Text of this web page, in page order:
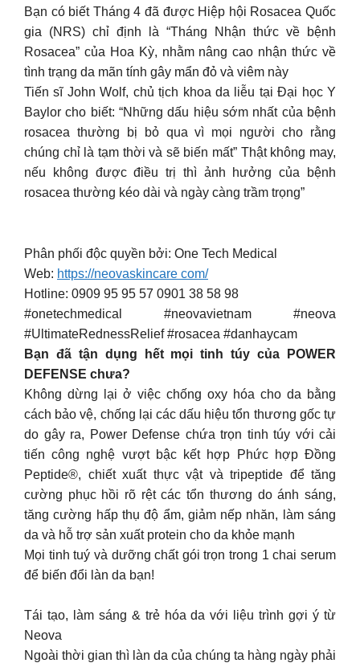
Bạn có biết Tháng 4 đã được Hiệp hội Rosacea Quốc
gia (NRS) chỉ định là “Tháng Nhận thức về bệnh
Rosacea” của Hoa Kỳ, nhằm nâng cao nhận thức về
tình trạng da mãn tính gây mẩn đỏ và viêm này
Tiến sĩ John Wolf, chủ tịch khoa da liễu tại Đại học Y
Baylor cho biết: “Những dấu hiệu sớm nhất của bệnh
rosacea thường bị bỏ qua vì mọi người cho rằng
chúng chỉ là tạm thời và sẽ biến mất” Thật không may,
nếu không được điều trị thì ảnh hưởng của bệnh
rosacea thường kéo dài và ngày càng trầm trọng”
Phân phối độc quyền bởi: One Tech Medical
Web: https://neovaskincare com/
Hotline: 0909 95 95 57 0901 38 58 98
#onetechmedical #neovavietnam #neova
#UltimateRednessRelief #rosacea #danhaycam
Bạn đã tận dụng hết mọi tinh túy của POWER
DEFENSE chưa?
Không dừng lại ở việc chống oxy hóa cho da bằng
cách bảo vệ, chống lại các dấu hiệu tổn thương gốc tự
do gây ra, Power Defense chứa trọn tinh túy với cải
tiến công nghệ vượt bậc kết hợp Phức hợp Đồng
Peptide®, chiết xuất thực vật và tripeptide để tăng
cường phục hồi rõ rệt các tổn thương do ánh sáng,
tăng cường hấp thụ độ ẩm, giảm nếp nhăn, làm sáng
da và hỗ trợ sản xuất protein cho da khỏe mạnh
Mọi tinh tuý và dưỡng chất gói trọn trong 1 chai serum
để biến đổi làn da bạn!
Tái tạo, làm sáng & trẻ hóa da với liệu trình gợi ý từ
Neova
Ngoài thời gian thì làn da của chúng ta hàng ngày phải